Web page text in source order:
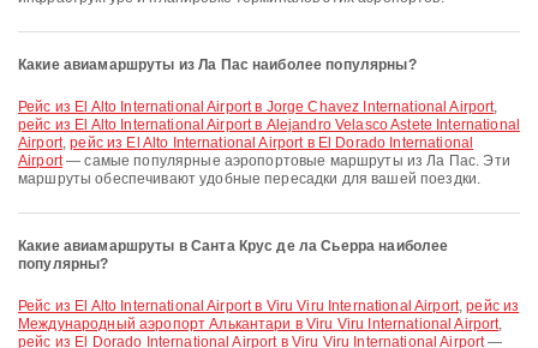
Какие авиамаршруты из Ла Пас наиболее популярны?
рейс из El Alto International Airport в Jorge Chavez International Airport,
рейс из El Alto International Airport в Alejandro Velasco Astete International
Airport,рейс из El Alto International Airport в El Dorado International
Airport— самые популярные аэропортовые маршруты из Ла Пас. Эти
маршруты обеспечивают удобные пересадки для вашей поездки.
Какие авиамаршруты в Санта Крус де ла Сьерра наиболее
популярны?
рейс из El Alto International Airport в Viru Viru International Airport,рейс из
Международный аэропорт Алькантари в Viru Viru International Airport,
рейс из El Dorado International Airport в Viru Viru International Airport—